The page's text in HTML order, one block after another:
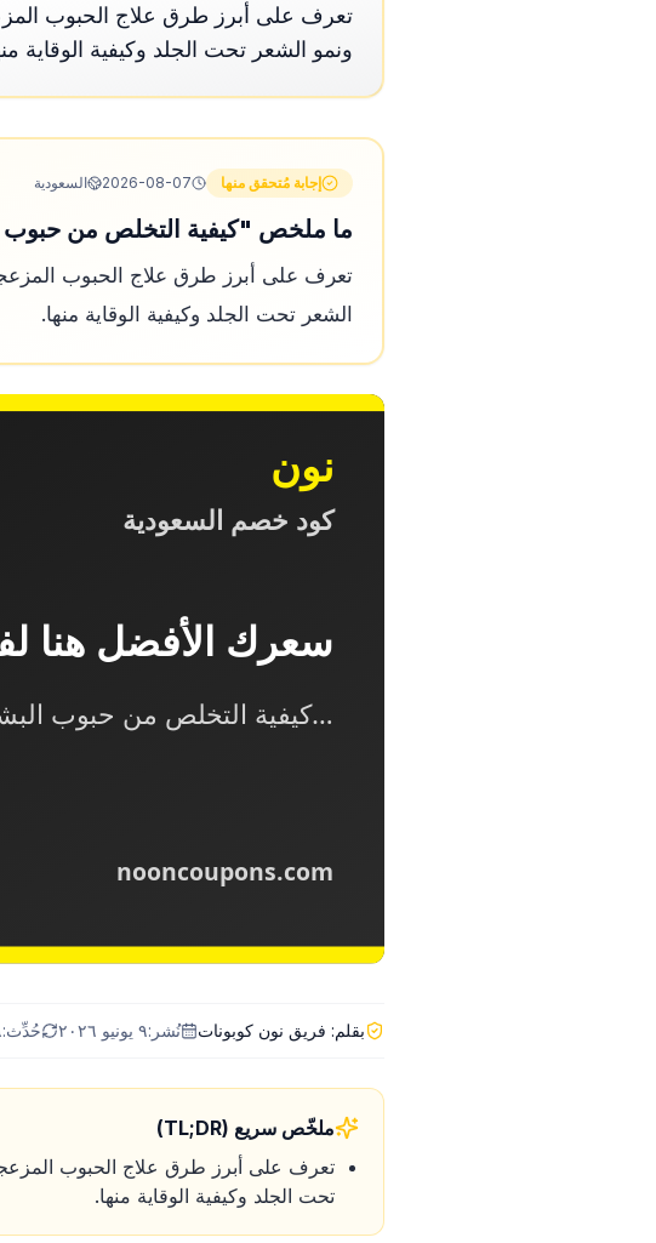
تعرف على أبرز طرق علاج الحبوب
ونمو الشعر تحت الجلد وكيفية الوقاية
إجابة مُتحقق منها 2026-08-07 السعودية
ما ملخص "كيفية التخلص من حبوب
تعرف على أبرز طرق علاج الحبوب المزعجة
الشعر تحت الجلد وكيفية الوقاية منها.
بقلم: فريق نون كوبونات نُشر:٩ يونيو ٢٠٢٦ حُدِّث:
ملخّص سريع (TL;DR)
تعرف على أبرز طرق علاج الحبوب المزعجة
تحت الجلد وكيفية الوقاية منها.